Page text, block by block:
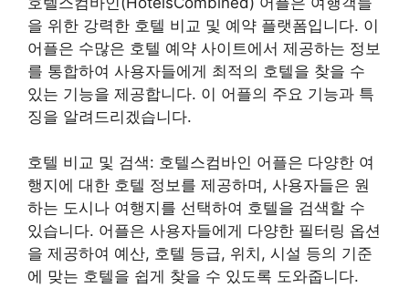
을 위한 강력한 호텔 비교 및 예약 플랫폼입니다. 이
어플은 수많은 호텔 예약 사이트에서 제공하는 정보
를 통합하여 사용자들에게 최적의 호텔을 찾을 수
있는 기능을 제공합니다. 이 어플의 주요 기능과 특
징을 알려드리겠습니다.
호텔 비교 및 검색: 호텔스컴바인 어플은 다양한 여
행지에 대한 호텔 정보를 제공하며, 사용자들은 원
하는 도시나 여행지를 선택하여 호텔을 검색할 수
있습니다. 어플은 사용자들에게 다양한 필터링 옵션
을 제공하여 예산, 호텔 등급, 위치, 시설 등의 기준
에 맞는 호텔을 쉽게 찾을 수 있도록 도와줍니다.